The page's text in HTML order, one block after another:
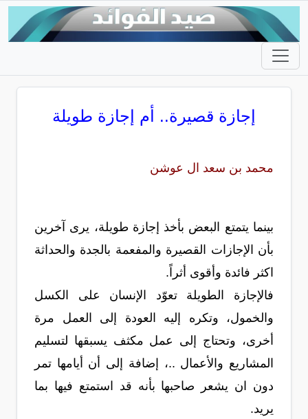
إجازة قصيرة.. أم إجازة طويلة
محمد بن سعد ال عوشن
بينما يتمتع البعض بأخذ إجازة طويلة، يرى آخرين
بأن الإجازات القصيرة والمفعمة بالجدة والحداثة
اكثر فائدة وأقوى أثراً.
فالإجازة الطويلة تعوّد الإنسان على الكسل
والخمول، وتكره إليه العودة إلى العمل مرة
أخرى، وتحتاج إلى عمل مكثف يسبقها لتسليم
المشاريع والأعمال ..، إضافة إلى أن أيامها تمر
دون ان يشعر صاحبها بأنه قد استمتع فيها بما
يريد.